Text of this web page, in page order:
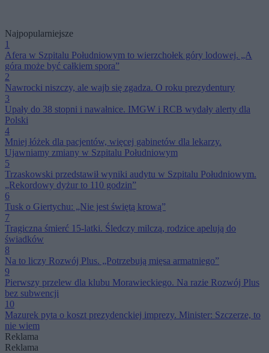
Najpopularniejsze
1
Afera w Szpitalu Południowym to wierzchołek góry lodowej. „A
góra może być całkiem spora”
2
Nawrocki niszczy, ale wajb się zgadza. O roku prezydentury
3
Upały do 38 stopni i nawałnice. IMGW i RCB wydały alerty dla
Polski
4
Mniej łóżek dla pacjentów, więcej gabinetów dla lekarzy.
Ujawniamy zmiany w Szpitalu Południowym
5
Trzaskowski przedstawił wyniki audytu w Szpitalu Południowym.
„Rekordowy dyżur to 110 godzin”
6
Tusk o Giertychu: „Nie jest świętą krową”
7
Tragiczna śmierć 15-latki. Śledczy milczą, rodzice apelują do
świadków
8
Na to liczy Rozwój Plus. „Potrzebują mięsa armatniego”
9
Pierwszy przelew dla klubu Morawieckiego. Na razie Rozwój Plus
bez subwencji
10
Mazurek pyta o koszt prezydenckiej imprezy. Minister: Szczerze, to
nie wiem
Reklama
Reklama